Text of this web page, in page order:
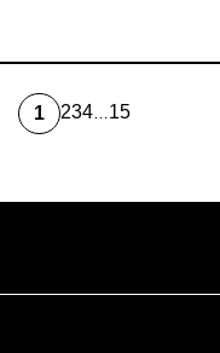
Поточна
1 Page
2Page
3Page
4…Остання
15